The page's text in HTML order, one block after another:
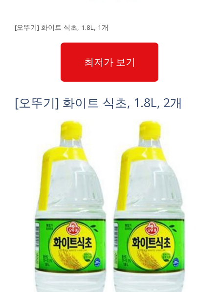
[오뚜기] 화이트 식초, 1.8L, 1개
최저가 보기
[오뚜기] 화이트 식초, 1.8L, 2개